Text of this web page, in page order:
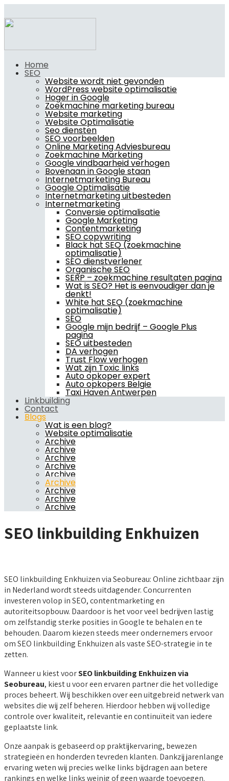
Home
SEO
Website wordt niet gevonden
WordPress website optimalisatie
Hoger in Google
Zoekmachine marketing bureau
Website marketing
Website Optimalisatie
Seo diensten
SEO voorbeelden
Online Marketing Adviesbureau
Zoekmachine Marketing
Google vindbaarheid verhogen
Bovenaan in Google staan
Internetmarketing Bureau
Google Optimalisatie
Internetmarketing uitbesteden
Internetmarketing
Conversie optimalisatie
Google Marketing
Contentmarketing
SEO copywriting
Black hat SEO (zoekmachine
optimalisatie)
SEO dienstverlener
Organische SEO
SERP – zoekmachine resultaten pagina
Wat is SEO? Het is eenvoudiger dan je
denkt!
White hat SEO (zoekmachine
optimalisatie)
SEO
Google mijn bedrijf – Google Plus
pagina
SEO uitbesteden
DA verhogen
Trust Flow verhogen
Wat zijn Toxic links
Auto opkoper expert
Auto opkopers Belgie
Taxi Haven Antwerpen
Linkbuilding
Contact
Blogs
Wat is een blog?
Website optimalisatie
Archive
Archive
Archive
Archive
Archive
Archive
Archive
Archive
Archive
SEO linkbuilding Enkhuizen
SEO linkbuilding Enkhuizen via Seobureau: Online zichtbaar zijn
in Nederland wordt steeds uitdagender. Concurrenten
investeren volop in SEO, contentmarketing en
autoriteitsopbouw. Daardoor is het voor veel bedrijven lastig
om zelfstandig sterke posities in Google te behalen en te
behouden. Daarom kiezen steeds meer ondernemers ervoor
om SEO linkbuilding Enkhuizen als vaste SEO-strategie in te
zetten.
Wanneer u kiest voorSEO linkbuilding Enkhuizen via
Seobureau, kiest u voor een ervaren partner die het volledige
proces beheert. Wij beschikken over een uitgebreid netwerk van
websites die wij zelf beheren. Hierdoor hebben wij volledige
controle over kwaliteit, relevantie en continuïteit van iedere
geplaatste link.
Onze aanpak is gebaseerd op praktijkervaring, bewezen
strategieën en honderden tevreden klanten. Dankzij jarenlange
ervaring weten wij precies welke links bijdragen aan betere
rankings en welke links weinig of geen waarde toevoegen.